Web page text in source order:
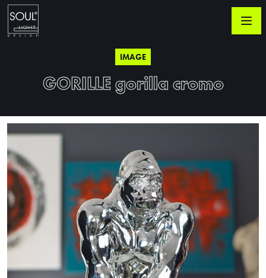
IMAGE
GORILLE gorilla cromo